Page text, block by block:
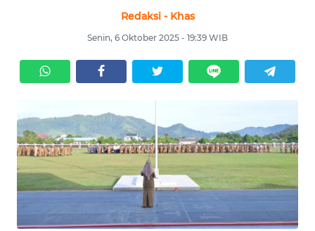
Redaksi - Khas
Senin, 6 Oktober 2025 - 19:39 WIB
SERBA-
SERBI
OPINI
Informasi
INDEKS